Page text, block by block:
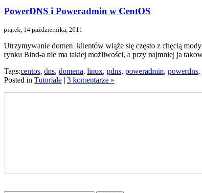
PowerDNS i Poweradmin w CentOS
piątek, 14 października, 2011
Utrzymywanie domen klientów wiąże się często z chęcią
rynku Bind-a nie ma takiej możliwości, a przy najmniej ja
Tags:centos, dns, domena, linux, pdns, poweradmin, powerdns,
Posted in Tutoriale | 3 komentarze »